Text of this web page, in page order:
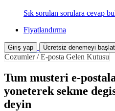
Sık sorulan sorulara cevap
Fiyatlandırma
Giriş yap Ücretsiz denemeyi başlat
Cozumler / E-posta Gelen Kutusu
Tum musteri e-
yoneterek sekme
deyin